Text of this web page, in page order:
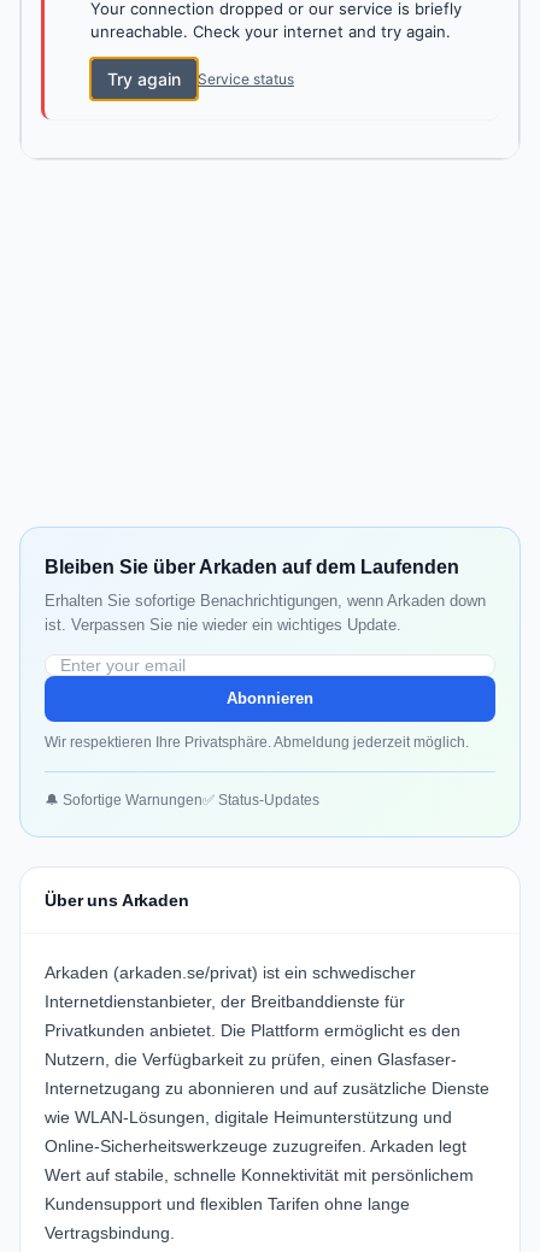
Your connection dropped or our service is briefly
unreachable. Check your internet and try again.
Try again Service status
Bleiben Sie über Arkaden auf dem Laufenden
Erhalten Sie sofortige Benachrichtigungen, wenn Arkaden down
ist. Verpassen Sie nie wieder ein wichtiges Update.
Abonnieren
Wir respektieren Ihre Privatsphäre. Abmeldung jederzeit möglich.
🔔 Sofortige Warnungen✅ Status-Updates
Über uns Arkaden
Arkaden (arkaden.se/privat) ist ein schwedischer
Internetdienstanbieter, der Breitbanddienste für
Privatkunden anbietet. Die Plattform ermöglicht es den
Nutzern, die Verfügbarkeit zu prüfen, einen Glasfaser-
Internetzugang zu abonnieren und auf zusätzliche Dienste
wie WLAN-Lösungen, digitale Heimunterstützung und
Online-Sicherheitswerkzeuge zuzugreifen. Arkaden legt
Wert auf stabile, schnelle Konnektivität mit persönlichem
Kundensupport und flexiblen Tarifen ohne lange
Vertragsbindung.